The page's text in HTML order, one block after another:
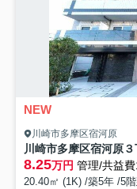
NEW
川崎市多摩区宿河原
川崎市多摩区宿河原
8.25万円 管理/共益
20.40㎡ (1K) /築5年 /5